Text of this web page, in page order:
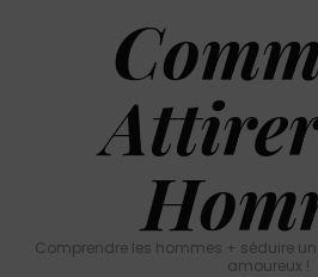
Comprendre les hommes + séduire
amoureux !